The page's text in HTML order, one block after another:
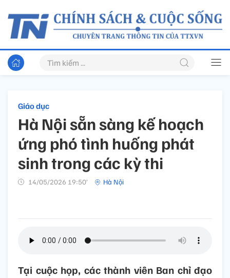
Giáo dục
Hà Nội sẵn sàng kế hoạch
ứng phó tình huống phát
sinh trong các kỳ thi
14/05/2026 19:50’ Hà Nội
Tại cuộc họp, các thành viên Ban chỉ đạo